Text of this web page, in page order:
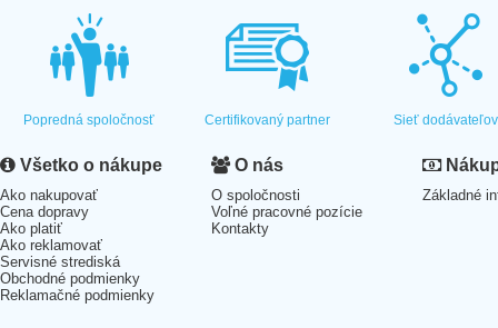
Popredná spoločnosť Certifikovaný partner Sieť dodávateľov
Všetko o nákupe
Ako nakupovať
Cena dopravy
Ako platiť
Ako reklamovať
Servisné strediská
Obchodné podmienky
Reklamačné podmienky
O nás
O spoločnosti
Voľné pracovné pozície
Kontakty
Základné